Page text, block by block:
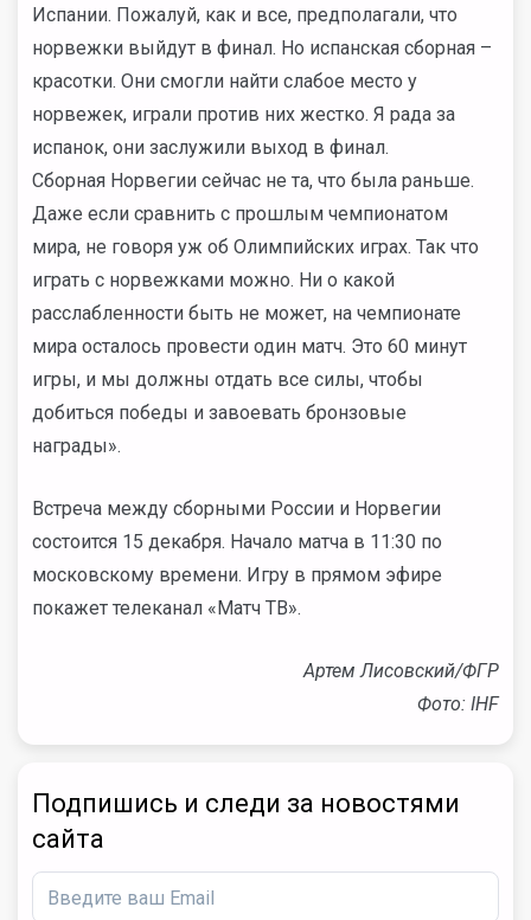
Испании. Пожалуй, как и все, предполагали, что
норвежки выйдут в финал. Но испанская сборная –
красотки. Они смогли найти слабое место у
норвежек, играли против них жестко. Я рада за
испанок, они заслужили выход в финал.
Сборная Норвегии сейчас не та, что была раньше.
Даже если сравнить с прошлым чемпионатом
мира, не говоря уж об Олимпийских играх. Так что
играть с норвежками можно. Ни о какой
расслабленности быть не может, на чемпионате
мира осталось провести один матч. Это 60 минут
игры, и мы должны отдать все силы, чтобы
добиться победы и завоевать бронзовые
награды».
Встреча между сборными России и Норвегии
состоится 15 декабря. Начало матча в 11:30 по
московскому времени. Игру в прямом эфире
покажет телеканал «Матч ТВ».
Артем Лисовский/ФГР
Фото: IHF
Подпишись и следи за новостями
сайта